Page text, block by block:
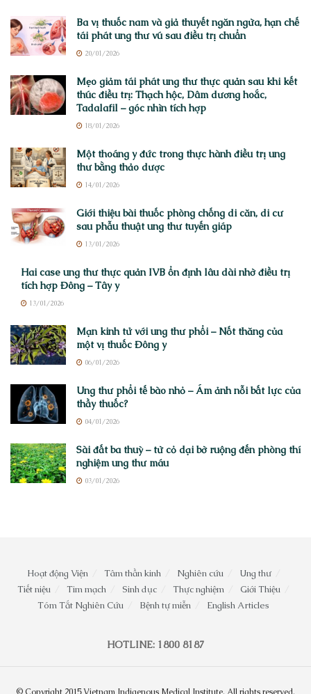
Ba vị thuốc nam và giả thuyết ngăn ngừa, hạn chế
tái phát ung thư vú sau điều trị chuẩn
20/01/2026
Mẹo giảm tái phát ung thư thực quản sau khi kết
thúc điều trị: Thạch hộc, Dâm dương hoắc,
Tadalafil – góc nhìn tích hợp
18/01/2026
Một thoáng y đức trong thực hành điều trị ung
thư bằng thảo dược
14/01/2026
Giới thiệu bài thuốc phòng chống di căn, di cư
sau phẫu thuật ung thư tuyến giáp
13/01/2026
Hai case ung thư thực quản IVB ổn định lâu dài nhờ điều trị
tích hợp Đông – Tây y
13/01/2026
Mạn kinh tử với ung thư phổi – Nốt thăng của
một vị thuốc Đông y
06/01/2026
Ung thư phổi tế bào nhỏ – Ám ảnh nỗi bất lực của
thầy thuốc?
04/01/2026
Sài đất ba thuỳ – từ cỏ dại bờ ruộng đến phòng thí
nghiệm ung thư máu
03/01/2026
Hoạt động Viện Tâm thần kinh Nghiên cứu
Ung thư
Tiết niệu
Tim mạch Sinh dục Thực nghiệm
Giới Thiệu
Tóm Tắt Nghiên Cứu
Bệnh tự miễn English Articles
HOTLINE: 1800 8187